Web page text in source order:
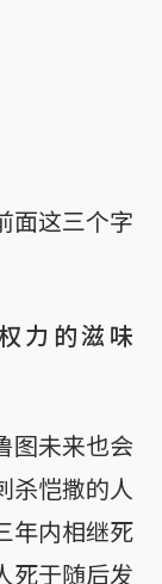
面这三个字
力的滋味
图未来也会
杀恺撒的人
年内相继死
死于随后发